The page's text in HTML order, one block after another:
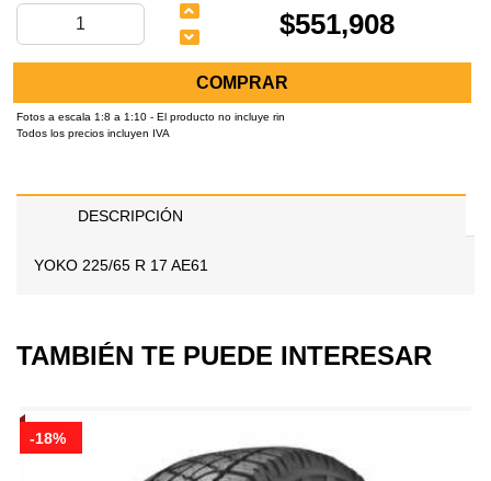
$551,908
COMPRAR
Fotos a escala 1:8 a 1:10 - El producto no incluye rin
Todos los precios incluyen IVA
DESCRIPCIÓN
YOKO 225/65 R 17 AE61
TAMBIÉN TE PUEDE INTERESAR
-18%